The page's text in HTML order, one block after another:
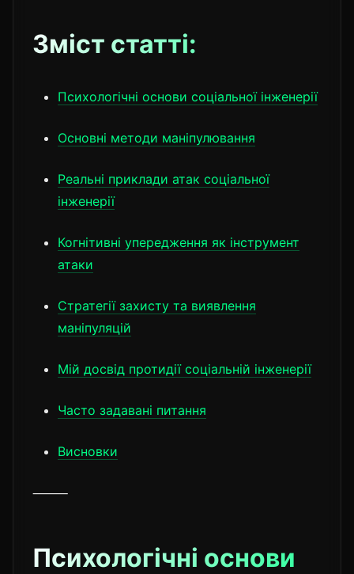
Зміст статті:
Психологічні основи соціальної інженерії
Основні методи маніпулювання
Реальні приклади атак соціальної
інженерії
Когнітивні упередження як інструмент
атаки
Стратегії захисту та виявлення
маніпуляцій
Мій досвід протидії соціальній інженерії
Часто задавані питання
Висновки
⸻
Психологічні основи